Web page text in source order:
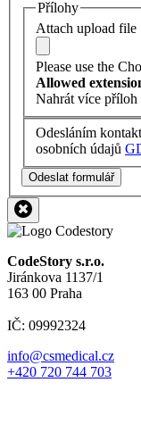
Přílohy
Attach upload file
Please use the
Allowed
Nahrát více příloh
Odesláním
osobních údajů
Odeslat formulář
CodeStory s.r.o.
Jiránkova 1137/1
163 00 Praha
IČ: 09992324
info@csmedical.cz
+420 720 744 703